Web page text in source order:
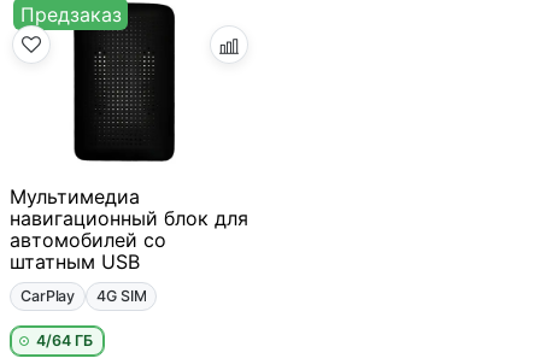
Предзаказ
Мультимедиа
навигационный блок для
автомобилей со
штатным USB
CarPlay 4G SIM
4/64 ГБ